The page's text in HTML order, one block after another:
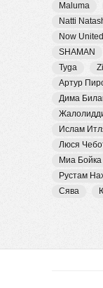
Maluma
Natti
Now United
SHAMAN
Tyga
Артур
Дима
Ислам
Люся
Миа Бойка
Рустам
Сява